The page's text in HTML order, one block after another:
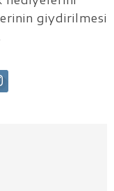
giydirilmesi